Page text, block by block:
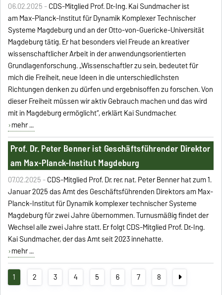
06.02.2025 -CDS-Mitglied Prof. Dr.-Ing. Kai Sundmacher ist
am Max-Planck-Institut für Dynamik Komplexer Technischer
Systeme Magdeburg und an der Otto-von-Guericke-Universität
Magdeburg tätig. Er hat besonders viel Freude an kreativer
wissenschaftlicher Arbeit in der anwendungsorientierten
Grundlagenforschung. „Wissenschaftler zu sein, bedeutet für
mich die Freiheit, neue Ideen in die unterschiedlichsten
Richtungen denken zu dürfen und ergebnisoffen zu forschen. Von
dieser Freiheit müssen wir aktiv Gebrauch machen und das wird
mit in Magdeburg ermöglicht“, erklärt Kai Sundmacher.
mehr ...
Prof. Dr. Peter Benner ist Geschäftsführender Direktor
am Max-Planck-Institut Magdeburg
07.02.2025 -CDS-Mitglied Prof. Dr. rer. nat. Peter Benner hat zum 1.
Januar 2025 das Amt des Geschäftsführenden Direktors am Max-
Planck-Institut für Dynamik komplexer technischer Systeme
Magdeburg für zwei Jahre übernommen. Turnusmäßig findet der
Wechsel alle zwei Jahre statt. Er folgt CDS-Mitglied Prof. Dr.-Ing.
Kai Sundmacher, der das Amt seit 2023 innehatte.
mehr ...
1 2 3 4 5 6 7 8